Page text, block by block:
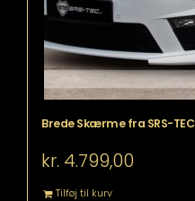
Brede Skærme fra SRS-TEC
kr. 4.799,00
Tilføj til kurv